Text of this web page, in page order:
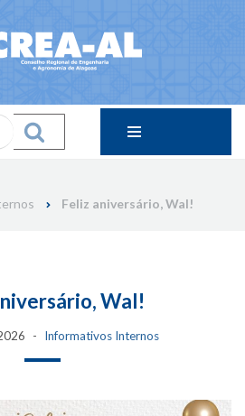
Feliz aniversário, Wal!
Wal!
Informativos Internos